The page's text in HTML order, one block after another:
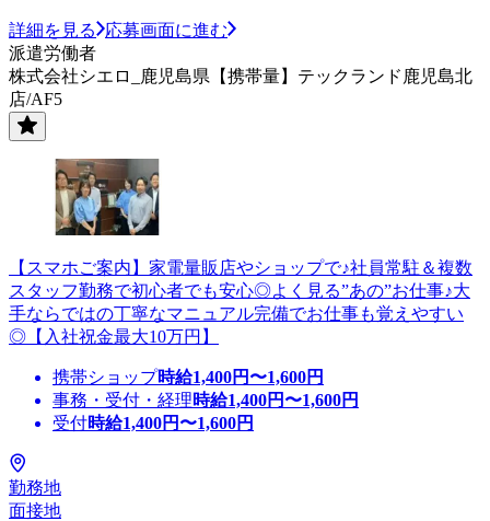
詳細を見る
応募画面に進む
派遣労働者
株式会社シエロ_鹿児島県【携帯量】テックランド鹿児島北
店/AF5
【スマホご案内】家電量販店やショップで♪社員常駐＆複数
スタッフ勤務で初心者でも安心◎よく見る”あの”お仕事♪大
手ならではの丁寧なマニュアル完備でお仕事も覚えやすい
◎【入社祝金最大10万円】
携帯ショップ時給1,400円〜1,600円
事務・受付・経理時給1,400円〜1,600円
受付時給1,400円〜1,600円
勤務地
面接地